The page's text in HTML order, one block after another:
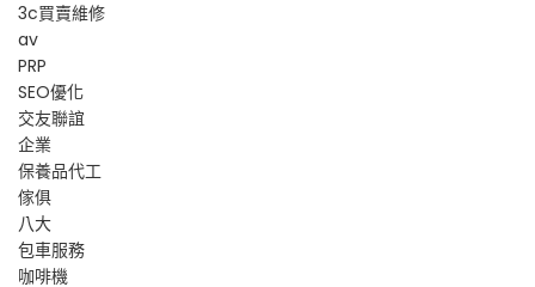
3c買賣維修
av
PRP
SEO優化
交友聯誼
企業
保養品代工
傢俱
八大
包車服務
咖啡機